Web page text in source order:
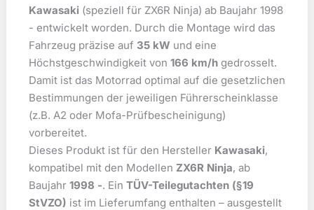
Kawasaki (speziell für ZX6R Ninja) ab Baujahr 1998
- entwickelt worden. Durch die Montage wird das
Fahrzeug präzise auf 35 kW und eine
Höchstgeschwindigkeit von 166 km/h gedrosselt.
Damit ist das Motorrad optimal auf die gesetzlichen
Bestimmungen der jeweiligen Führerscheinklasse
(z.B. A2 oder Mofa-Prüfbescheinigung)
vorbereitet.
Dieses Produkt ist für den Hersteller Kawasaki,
kompatibel mit den Modellen ZX6R Ninja, ab
Baujahr 1998 -. Ein TÜV-Teilegutachten (§19
StVZO) ist im Lieferumfang enthalten – ausgestellt